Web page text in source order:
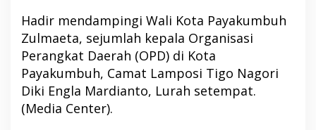
Hadir mendampingi Wali Kota Payakumbuh
Zulmaeta, sejumlah kepala Organisasi
Perangkat Daerah (OPD) di Kota
Payakumbuh, Camat Lamposi Tigo Nagori
Diki Engla Mardianto, Lurah setempat.
(Media Center).